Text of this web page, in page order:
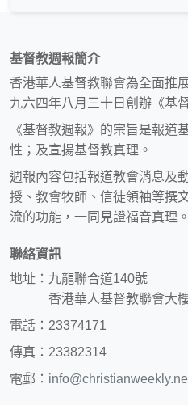
基督教週報簡介
香港華人基督教聯會為全面推
九六四年八月三十日創辦《基
《基督教週報》的宗旨是報道
性；及宣揚基督教真理。
週報內容包括報道教會消息及
授、教會牧師、信徒領袖等
流的功能，一同見證福音真理。
聯絡資訊
地址：九龍聯合道140號
香港華人基督教聯會大
電話：23374171
傳真：23382314
電郵：